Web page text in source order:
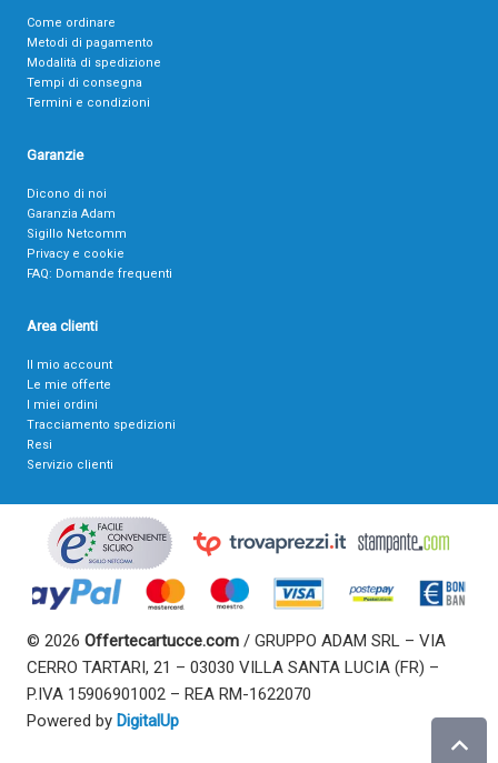
Come ordinare
Metodi di pagamento
Modalità di spedizione
Tempi di consegna
Termini e condizioni
Garanzie
Dicono di noi
Garanzia Adam
Sigillo Netcomm
Privacy e cookie
FAQ: Domande frequenti
Area clienti
Il mio account
Le mie offerte
I miei ordini
Tracciamento spedizioni
Resi
Servizio clienti
© 2026 Offertecartucce.com / GRUPPO ADAM SRL – VIA
CERRO TARTARI, 21 – 03030 VILLA SANTA LUCIA (FR) –
P.IVA 15906901002 – REA RM-1622070
Powered by DigitalUp